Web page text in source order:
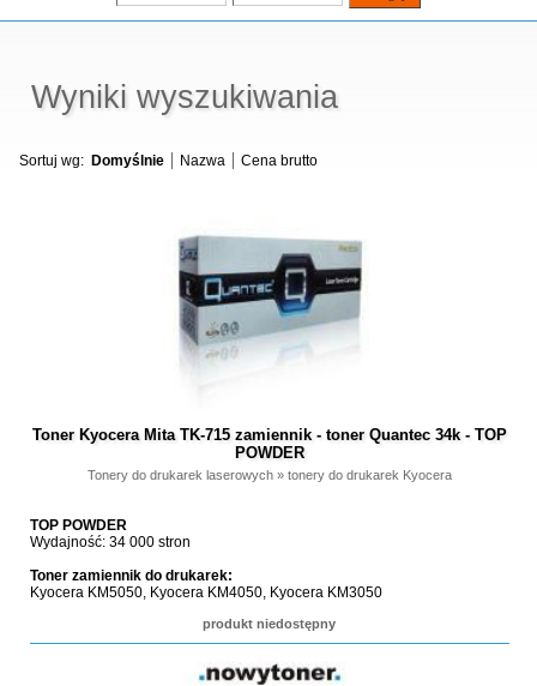
Wyniki wyszukiwania
Sortuj wg: Domyślnie Nazwa Cena brutto
Toner Kyocera Mita TK-715 zamiennik - toner Quantec 34k - TOP
POWDER
Tonery do drukarek laserowych» tonery do drukarek Kyocera
TOP POWDER
Wydajność: 34 000 stron
Toner zamiennik do drukarek:
Kyocera KM5050, Kyocera KM4050, Kyocera KM3050
produkt niedostępny